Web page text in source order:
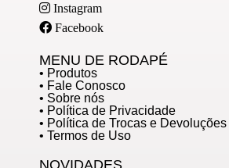
Instagram
Facebook
MENU DE RODAPÉ
• Produtos
• Fale Conosco
• Sobre nós
• Política de Privacidade
• Política de Trocas e Devoluções
• Termos de Uso